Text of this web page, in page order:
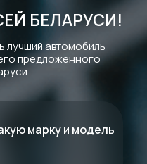
БЕЛАРУСИ!
марку и модель
лучший автомобиль
предложенного